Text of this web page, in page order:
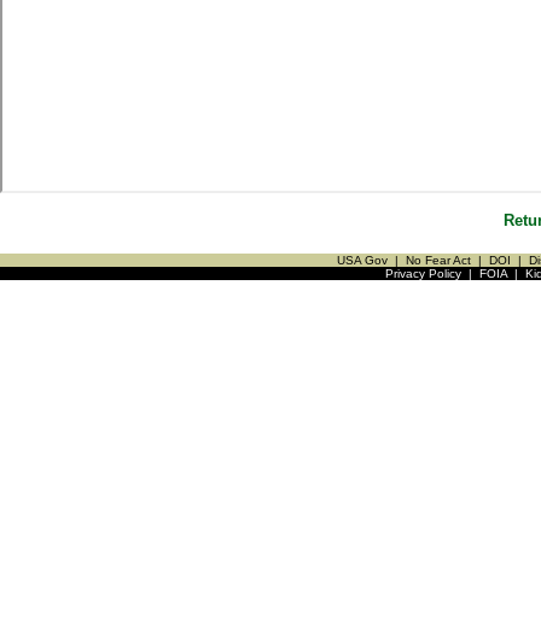
USA Gov | No Fear Act | DOI |
Privacy Policy| FOIA|